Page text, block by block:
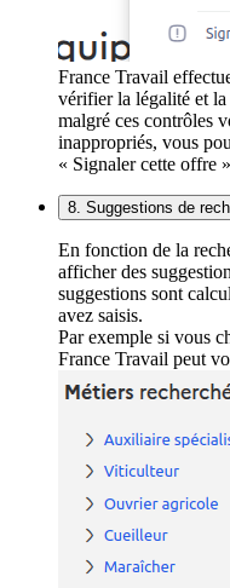
France Travail
vérifier la légalité et
malgré ces contrôles
inappropriés, vous
« Signaler cette offre
8. Suggestions de
En fonction de la
afficher des
suggestions sont
avez saisis.
Par exemple si vous
France Travail peut